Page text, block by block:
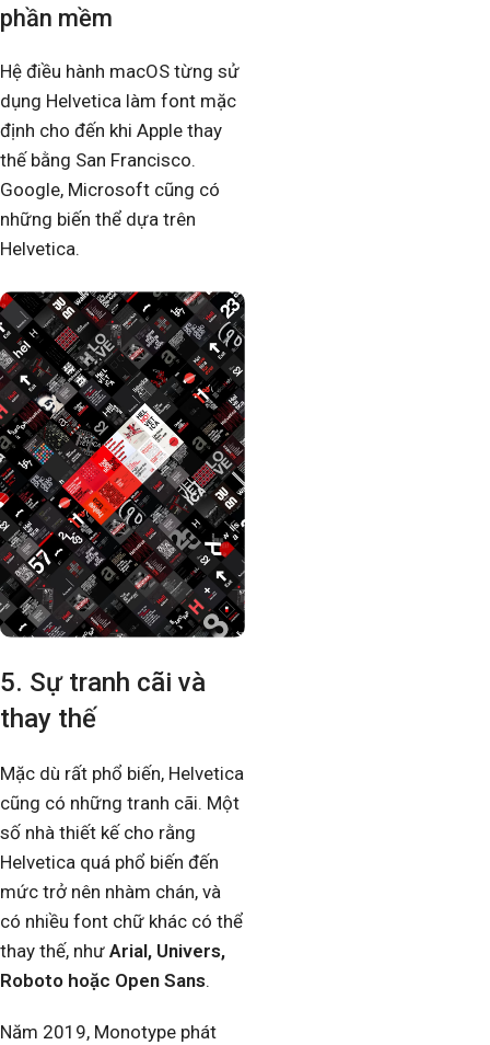
phần mềm
Hệ điều hành macOS từng sử
dụng Helvetica làm font mặc
định cho đến khi Apple thay
thế bằng San Francisco.
Google, Microsoft cũng có
những biến thể dựa trên
Helvetica.
5. Sự tranh cãi và
thay thế
Mặc dù rất phổ biến, Helvetica
cũng có những tranh cãi. Một
số nhà thiết kế cho rằng
Helvetica quá phổ biến đến
mức trở nên nhàm chán, và
có nhiều font chữ khác có thể
thay thế, như Arial, Univers,
Roboto hoặc Open Sans.
Năm 2019, Monotype phát